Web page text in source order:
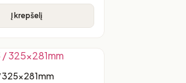
Į krepšelį
325x281mm